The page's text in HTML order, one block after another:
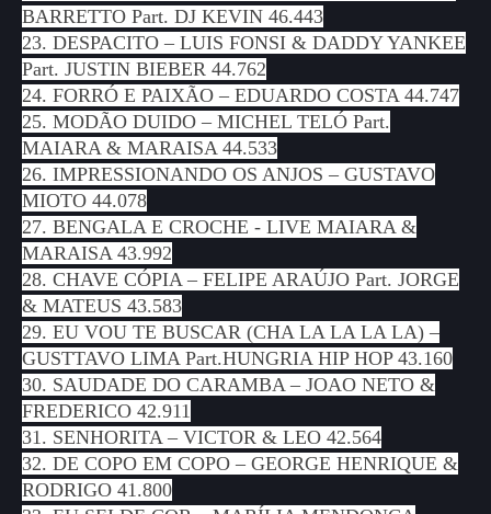
BARRETTO Part. DJ KEVIN 46.443
23. DESPACITO – LUIS FONSI & DADDY YANKEE
Part. JUSTIN BIEBER 44.762
24. FORRÓ E PAIXÃO – EDUARDO COSTA 44.747
25. MODÃO DUIDO – MICHEL TELÓ Part.
MAIARA & MARAISA 44.533
26. IMPRESSIONANDO OS ANJOS – GUSTAVO
MIOTO 44.078
27. BENGALA E CROCHE - LIVE MAIARA &
MARAISA 43.992
28. CHAVE CÓPIA – FELIPE ARAÚJO Part. JORGE
& MATEUS 43.583
29. EU VOU TE BUSCAR (CHA LA LA LA LA) –
GUSTTAVO LIMA Part.HUNGRIA HIP HOP 43.160
30. SAUDADE DO CARAMBA – JOAO NETO &
FREDERICO 42.911
31. SENHORITA – VICTOR & LEO 42.564
32. DE COPO EM COPO – GEORGE HENRIQUE &
RODRIGO 41.800